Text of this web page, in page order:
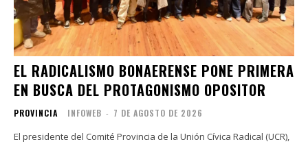
EL RADICALISMO BONAERENSE PONE PRIMERA
EN BUSCA DEL PROTAGONISMO OPOSITOR
PROVINCIA INFOWEB - 7 DE AGOSTO DE 2026
El presidente del Comité Provincia de la Unión Cívica Radical (UCR),